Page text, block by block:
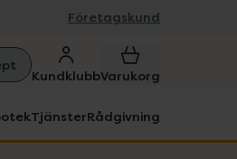
Företagskund
KundklubbVarukorg
TjänsterRådgivning